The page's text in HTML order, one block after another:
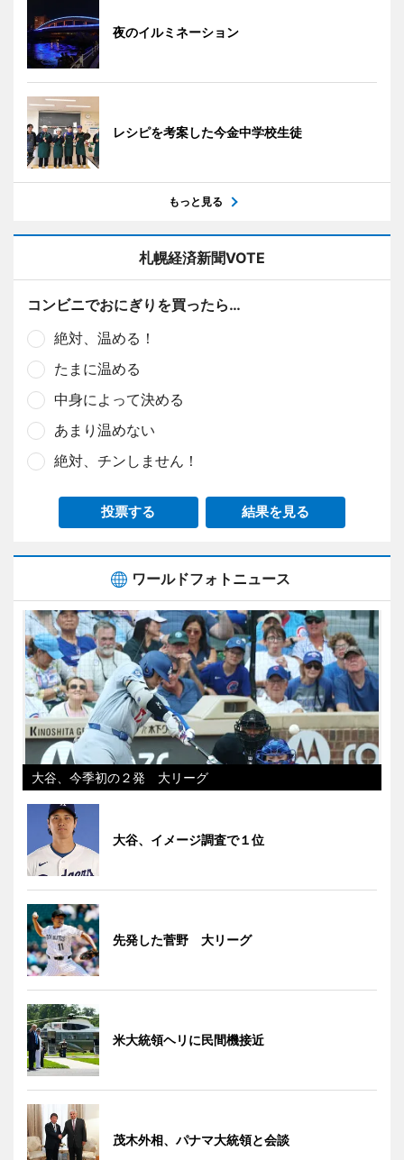
夜のイルミネーション
レシピを考案した今金中学校生徒
もっと見る
札幌経済新聞VOTE
コンビニでおにぎりを買ったら…
絶対、温める！
たまに温める
中身によって決める
あまり温めない
絶対、チンしません！
投票する 結果を見る
ワールドフォトニュース
大谷、今季初の２発 大リーグ
大谷、イメージ調査で１位
先発した菅野 大リーグ
米大統領ヘリに民間機接近
茂木外相、パナマ大統領と会談